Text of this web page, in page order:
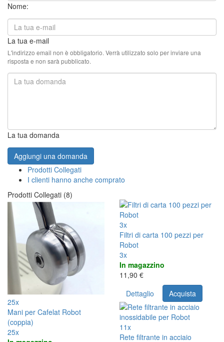
Nome:
La tua e-mail
L'indirizzo email non è obbligatorio. Verrà utilizzato solo per inviare una
risposta e non sarà pubblicato.
La tua domanda
Aggiungi una domanda
Prodotti Collegati
I clienti hanno anche comprato
Prodotti Collegati (8)
25x
Mani per Cafelat Robot
(coppia)
25x
3x
Filtri di carta 100 pezzi per
Robot
3x
In magazzino
11,90 €
Dettaglio
Acquista
11x
Rete filtrante in acciaio